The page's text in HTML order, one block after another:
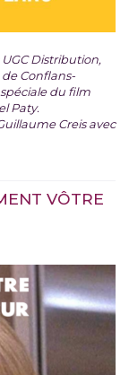
Distribution,
Conflans-
du film
Paty.
Creis avec
VÔTRE